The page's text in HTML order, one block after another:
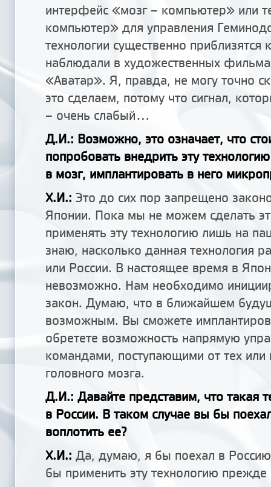
интерфейс «мозг – компьютер» или
компьютер» для управления
технологии существенно приблизятся
наблюдали в художественных
«Аватар». Я, правда, не могу точно
это сделаем, потому что сигнал,
– очень слабый...
Д.И.: Возможно, это означает, что
попробовать внедрить эту
в мозг, имплантировать в него
Х.И.: Это до сих пор запрещено
Японии. Пока мы не можем сделать
применять эту технологию лишь на
знаю, насколько данная технология
или России. В настоящее время в
невозможно. Нам необходимо
закон. Думаю, что в ближайшем
возможным. Вы сможете
обретете возможность напрямую
командами, поступающими от тех или
головного мозга.
Д.И.: Давайте представим, что такая
в России. В таком случае вы бы
воплотить ее?
Х.И.: Да, думаю, я бы поехал в
бы применить эту технологию